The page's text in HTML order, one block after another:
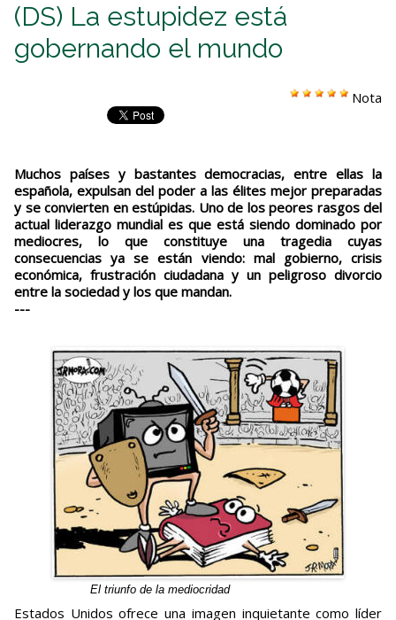
(DS) La estupidez está
gobernando el mundo
Nota
Muchos países y bastantes democracias, entre ellas la
española, expulsan del poder a las élites mejor preparadas
y se convierten en estúpidas. Uno de los peores rasgos del
actual liderazgo mundial es que está siendo dominado por
mediocres, lo que constituye una tragedia cuyas
consecuencias ya se están viendo: mal gobierno, crisis
económica, frustración ciudadana y un peligroso divorcio
entre la sociedad y los que mandan.
---
El triunfo de la mediocridad
Estados Unidos ofrece una imagen inquietante como líder